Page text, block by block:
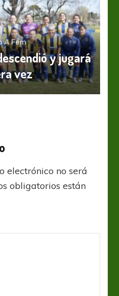
A Fem
y jugará
vez
electrónico no será
obligatorios están